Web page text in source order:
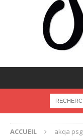
ACCUEIL akqa psg